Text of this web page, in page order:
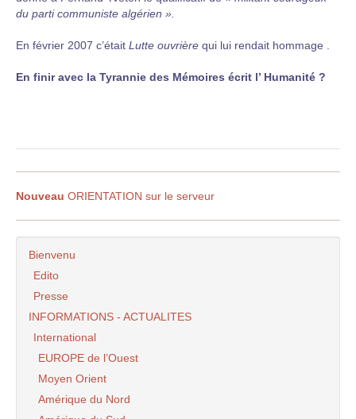
du parti communiste algérien ».
En février 2007 c’était Lutte ouvrière qui lui rendait hommage .
En finir avec la Tyrannie des Mémoires écrit l’ Humanité ?
Nouveau ORIENTATION sur le serveur
Bienvenu
Edito
Presse
INFORMATIONS - ACTUALITES
International
EUROPE de l’Ouest
Moyen Orient
Amérique du Nord